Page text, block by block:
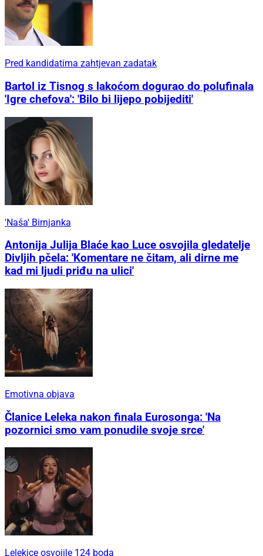
Pred kandidatima zahtjevan zadatak
Bartol iz Tisnog s lakoćom dogurao do polufinala
'Igre chefova': 'Bilo bi lijepo pobijediti'
'Naša' Birnjanka
Antonija Julija Blaće kao Luce osvojila gledatelje
Divljih pčela: 'Komentare ne čitam, ali dirne me
kad mi ljudi priđu na ulici'
Emotivna objava
Članice Leleka nakon finala Eurosonga: 'Na
pozornici smo vam ponudile svoje srce'
Lelekice osvojile 124 boda